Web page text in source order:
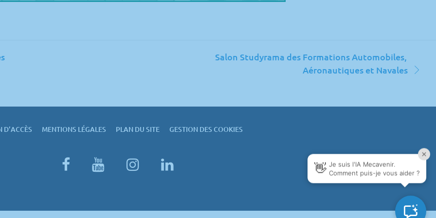
Salon Studyrama des Formations Automobiles,
Aéronautiques et Navales
D’ACCÈS MENTIONS LÉGALES PLAN DU SITE GESTION DES COOKIES
facebookyoutubeinstagram